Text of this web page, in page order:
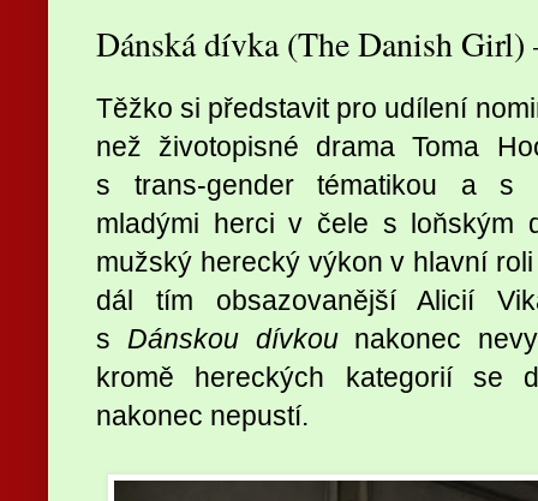
Dánská dívka (The Danish Girl)
Těžko si představit pro udílení
než životopisné drama Toma
s trans-gender tématikou a s
mladými herci v čele s loňským
mužský herecký výkon v hlavní
dál tím obsazovanější Alicií
s Dánskou dívkounakonec
kromě hereckých kategorií se
nakonec nepustí.